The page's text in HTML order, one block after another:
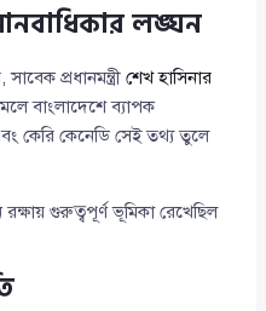
লঙ্ঘন
প্রধানমন্ত্রীশেখ হাসিনার
বাংলাদেশে ব্যাপক
কেরি কেনেডি সেই তথ্য তুলে
গুরুত্বপূর্ণ ভূমিকা রেখেছিল